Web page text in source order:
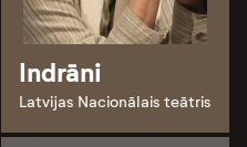
Indrāni
Latvijas Nacionālais teātris